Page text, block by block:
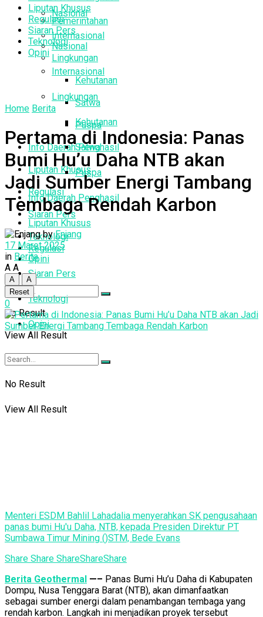
Nasional
Internasional
Lingkungan
Kehutanan
Satwa
Puspa
Info Daerah Penghasil
Liputan Khusus
Regulasi
Siaran Pers
Teknologi
Opini
No Result
View All Result
Pemerintahan
Nasional
Internasional
Lingkungan
Kehutanan
Satwa
Puspa
Info Daerah Penghasil
Liputan Khusus
Regulasi
Siaran Pers
Teknologi
Opini
No Result
View All Result
Liputan Khusus
Regulasi
Siaran Pers
Teknologi
Opini
Home Berita
Pertama di Indonesia: Panas
Bumi Hu’u Daha NTB akan
Jadi Sumber Energi Tambang
Tembaga Rendah Karbon
by Enjang
17 Maret 2025
in Berita
A A
A
A
Reset
0
Menteri ESDM Bahlil Lahadalia menyerahkan SK pengusahaan
panas bumi Hu'u Daha, NTB, kepada Presiden Direktur PT
Sumbawa Timur Mining ()STM, Bede Evans
Share Share ShareShareShare
Berita Geothermal —– Panas Bumi Hu’u Daha di Kabupaten
Dompu, Nusa Tenggara Barat (NTB), akan dimanfaatkan
sebagai sumber energi dalam penambangan tembaga yang
rendah karbon. Langkah ini menjadikan proyek tersebut